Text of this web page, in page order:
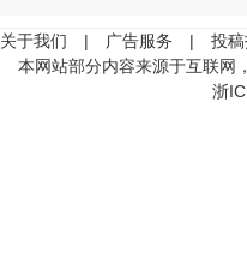
关于我们 | 广告服务 |
投
本网站部分内容来源于互联网
浙